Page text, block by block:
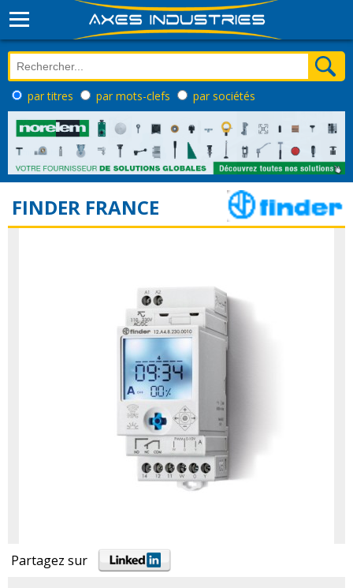
par titres par mots-clefs par sociétés
FINDER FRANCE
Partagez sur